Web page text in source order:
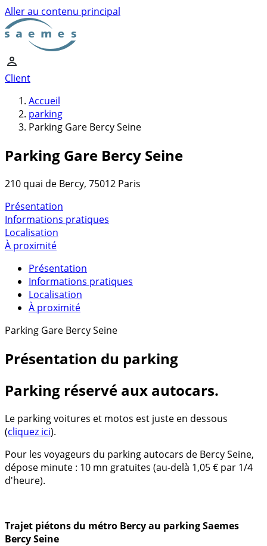
Aller au contenu principal
Client
Accueil
parking
Parking Gare Bercy Seine
Parking Gare Bercy Seine
210 quai de Bercy, 75012 Paris
Présentation
Informations pratiques
Localisation
À proximité
Présentation
Informations pratiques
Localisation
À proximité
Parking Gare Bercy Seine
Présentation du parking
Parking réservé aux autocars.
Le parking voitures et motos est juste en dessous
(cliquez ici).
Pour les voyageurs du parking autocars de Bercy Seine,
dépose minute : 10 mn gratuites (au-delà 1,05 € par 1/4
d'heure).
Trajet piétons du métro Bercy au parking Saemes
Bercy Seine